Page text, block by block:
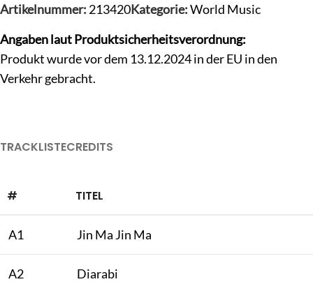
Artikelnummer: 213420Kategorie:World Music
Angaben laut Produktsicherheitsverordnung:
Produkt wurde vor dem 13.12.2024 in der EU in den
Verkehr gebracht.
TRACKLISTECREDITS
# TITEL
A1 Jin Ma Jin Ma
A2 Diarabi